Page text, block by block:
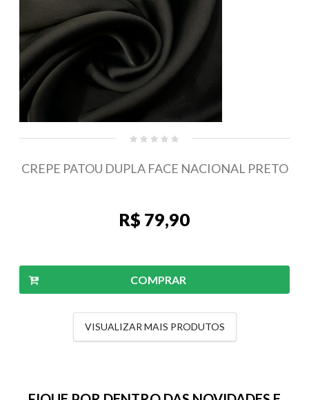
CREPE PATOU DUPLA FACE NACIONAL PRETO
R$ 79,90
COMPRAR
VISUALIZAR MAIS PRODUTOS